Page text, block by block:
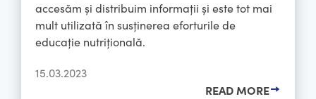
accesăm și distribuim informații și este tot mai
mult utilizată în susținerea eforturile de
educație nutrițională.
15.03.2023
READ MORE